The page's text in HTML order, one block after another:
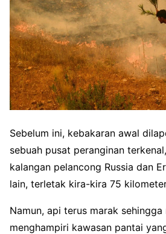
Sebelum ini, kebakaran awal
sebuah pusat peranginan
kalangan pelancong Russia dan
lain, terletak kira-kira 75
Namun, api terus marak sehingga
menghampiri kawasan pantai